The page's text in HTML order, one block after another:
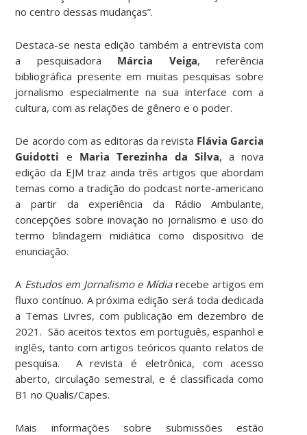
no centro dessas mudanças”.
Destaca-se nesta edição também a entrevista com
a pesquisadora Márcia Veiga, referência
bibliográfica presente em muitas pesquisas sobre
jornalismo especialmente na sua interface com a
cultura, com as relações de gênero e o poder.
De acordo com as editoras da revista Flávia Garcia
Guidotti e Maria Terezinha da Silva, a nova
edição da EJM traz ainda três artigos que abordam
temas como a tradição do podcast norte-americano
a partir da experiência da Rádio Ambulante,
concepções sobre inovação no jornalismo e uso do
termo blindagem midiática como dispositivo de
enunciação.
A Estudos em Jornalismo e Mídiarecebe artigos em
fluxo contínuo. A próxima edição será toda dedicada
a Temas Livres, com publicação em dezembro de
2021. São aceitos textos em português, espanhol e
inglês, tanto com artigos teóricos quanto relatos de
pesquisa. A revista é eletrônica, com acesso
aberto, circulação semestral, e é classificada como
B1 no Qualis/Capes.
Mais informações sobre submissões estão